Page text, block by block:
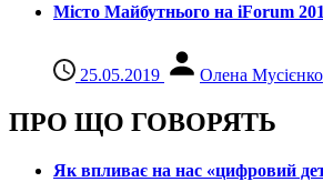
Місто Майбутнього на iForum
25.05.2019 Олена Мусієнко
ПРО ЩО ГОВОРЯТЬ
Як впливає на нас «цифровий